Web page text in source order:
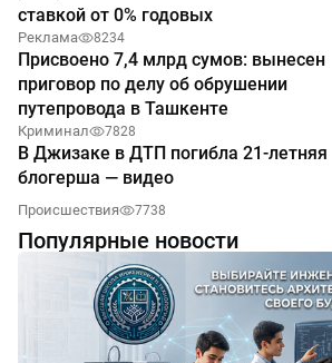
ставкой от 0% годовых
Реклама 8234
Присвоено 7,4 млрд сумов: вынесен
приговор по делу об обрушении
путепровода в Ташкенте
Криминал 7828
В Джизаке в ДТП погибла 21-летняя
блогерша — видео
Происшествия 7738
Популярные новости